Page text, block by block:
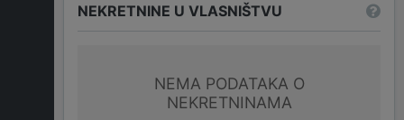
NEKRETNINE U VLASNIŠTVU
NEMA PODATAKA O
NEKRETNINAMA